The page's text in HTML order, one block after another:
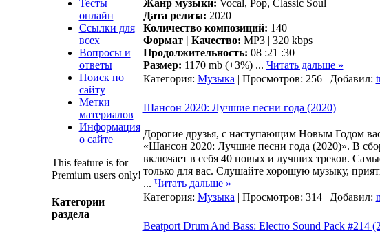
Тесты
онлайн
Ссылки для
всех
Вопросы и
ответы
Поиск по
сайту
Метки
материалов
Информация
о сайте
This feature is for
Premium users only!
Категории
раздела
Жанр музыки: Vocal, Pop, Classic Soul
Дата релиза: 2020
Количество композиций: 140
Формат | Качество: MP3 | 320 kbps
Продолжительность: 08 :21 :30
Размер: 1170 mb (+3%) ... Читать дальше »
Категория: Музыка| Просмотров: 256 | Добавил:
Шансон 2020: Лучшие песни года (2020)
Дорогие друзья, с наступающим Новым Годом
«Шансон 2020: Лучшие песни года (2020)». В
включает в себя 40 новых и лучших треков.
только для вас. Слушайте хорошую музыку,
... Читать дальше »
Категория: Музыка| Просмотров: 314 | Добавил:
Beatport Drum And Bass: Electro Sound Pack #214